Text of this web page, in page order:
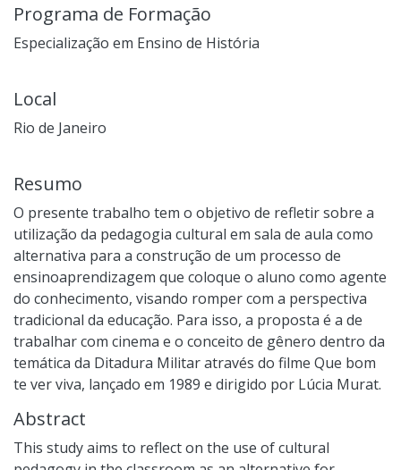
Programa de Formação
Especialização em Ensino de História
Local
Rio de Janeiro
Resumo
O presente trabalho tem o objetivo de refletir sobre a
utilização da pedagogia cultural em sala de aula como
alternativa para a construção de um processo de
ensinoaprendizagem que coloque o aluno como agente
do conhecimento, visando romper com a perspectiva
tradicional da educação. Para isso, a proposta é a de
trabalhar com cinema e o conceito de gênero dentro da
temática da Ditadura Militar através do filme Que bom
te ver viva, lançado em 1989 e dirigido por Lúcia Murat.
Abstract
This study aims to reflect on the use of cultural